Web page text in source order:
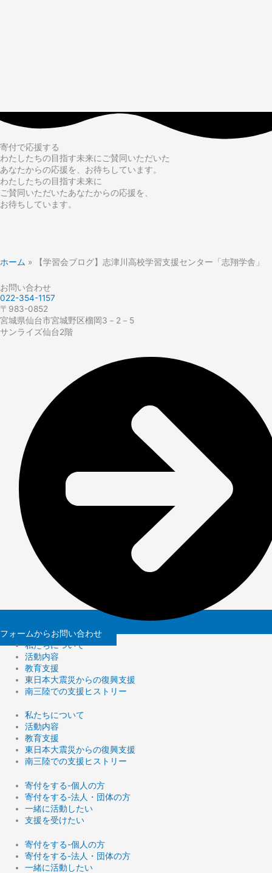
寄付で応援する
わたしたちの目指す未来にご賛同いただいた
あなたからの応援を、お待ちしています。
わたしたちの目指す未来に
ご賛同いただいたあなたからの応援を、
お待ちしています。
ホーム » 【学習会ブログ】志津川高校学習支援センター「志翔学舎」
お問い合わせ
022-354-1157
〒983-0852
宮城県仙台市宮城野区榴岡3－2－5
サンライズ仙台2階​
フォームからお問い合わせ
私たちについて
活動内容
教育支援
東日本大震災からの復興支援
南三陸での支援ヒストリー
私たちについて
活動内容
教育支援
東日本大震災からの復興支援
南三陸での支援ヒストリー
寄付をする-個人の方
寄付をする-法人・団体の方
一緒に活動したい
支援を受けたい
寄付をする-個人の方
寄付をする-法人・団体の方
一緒に活動したい